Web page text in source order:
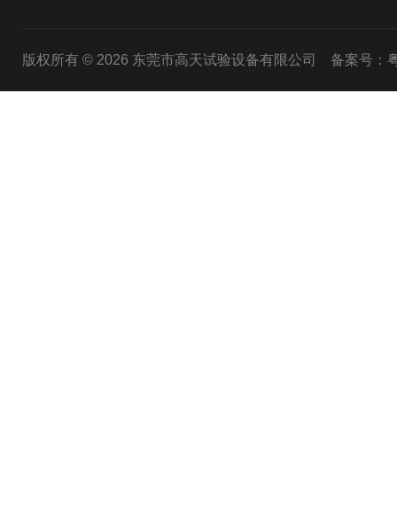
版权所有 © 2026 东莞市高天试验设备有限公司 备案号：